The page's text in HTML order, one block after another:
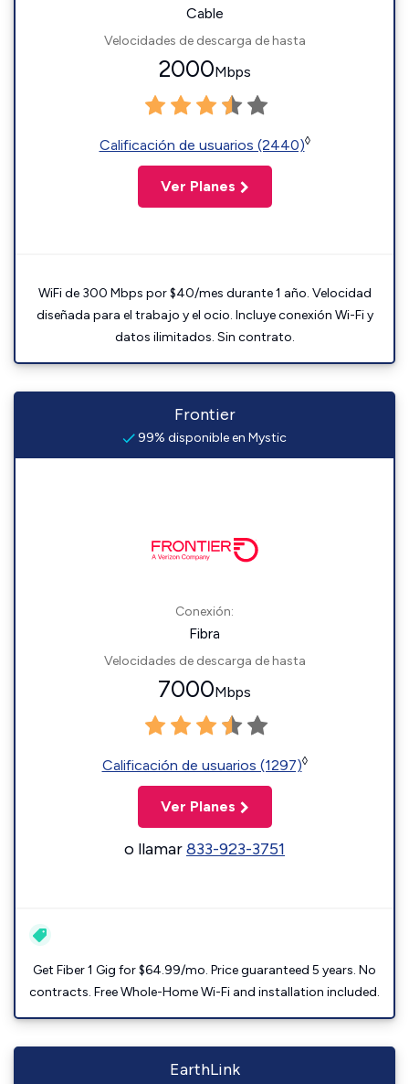
Cable
Velocidades de descarga de hasta
2000Mbps
Calificación de usuarios (2440)◊
Ver Planes
WiFi de 300 Mbps por $40/mes durante 1 año. Velocidad
diseñada para el trabajo y el ocio. Incluye conexión Wi-Fi y
datos ilimitados. Sin contrato.
Frontier
99% disponible en Mystic
Conexión:
Fibra
Velocidades de descarga de hasta
7000Mbps
Calificación de usuarios (1297)◊
Ver Planes
o llamar833-923-3751
Get Fiber 1 Gig for $64.99/mo. Price guaranteed 5 years. No
contracts. Free Whole-Home Wi-Fi and installation included.
EarthLink